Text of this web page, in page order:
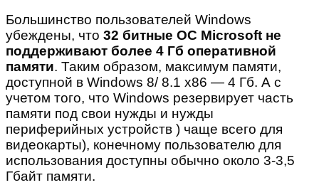
Большинство пользователей Windows
убеждены, что 32 битные ОС Microsoft не
поддерживают более 4 Гб оперативной
памяти. Таким образом, максимум памяти,
доступной в Windows 8/ 8.1 x86 — 4 Гб. А с
учетом того, что Windows резервирует часть
памяти под свои нужды и нужды
периферийных устройств ) чаще всего для
видеокарты), конечному пользователю для
использования доступны обычно около 3-3,5
Гбайт памяти.